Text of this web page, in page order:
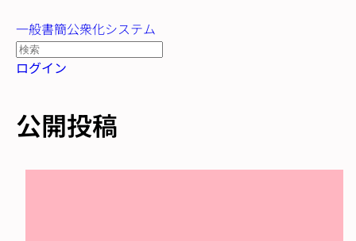
一般書簡公衆化システム
ログイン
公開投稿